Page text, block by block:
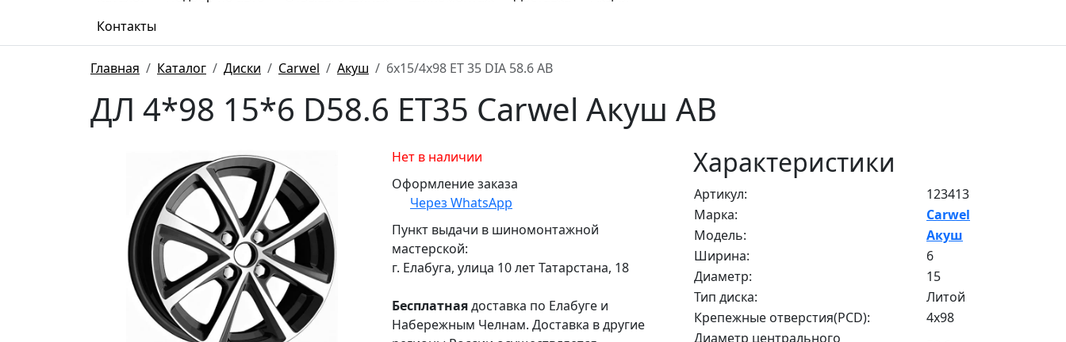
Контакты
Главная Каталог Диски Carwel Акуш 6x15/4x98 ET 35 DIA 58.6 AB
ДЛ 4*98 15*6 D58.6 ET35 Carwel Акуш AB
Нет в наличии
Оформление заказа
Через WhatsApp
Пункт выдачи в шиномонтажной
мастерской:
г. Елабуга, улица 10 лет Татарстана, 18
Бесплатнаядоставка по Елабуге и
Набережным Челнам. Доставка в другие
Характеристики
Артикул:
123413
Марка:
Carwel
Модель:
Акуш
Ширина:
6
Диаметр:
15
Тип диска:
Литой
Крепежные отверстия(PCD):
4x98
Диаметр центрального